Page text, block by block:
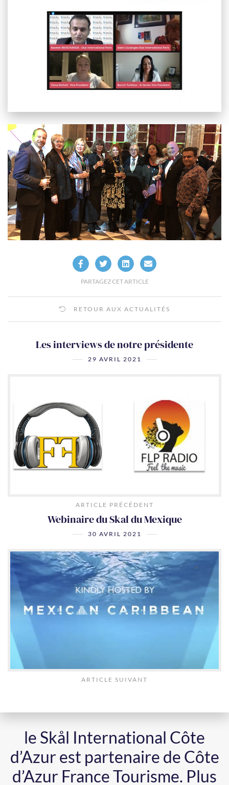
PARTAGEZ CET ARTICLE
RETOUR AUX ACTUALITÉS
Les interviews de notre présidente
29 AVRIL 2021
ARTICLE PRÉCÉDENT
Webinaire du Skal du Mexique
30 AVRIL 2021
ARTICLE SUIVANT
le Skål International Côte
d’Azur est partenaire de Côte
d’Azur France Tourisme. Plus